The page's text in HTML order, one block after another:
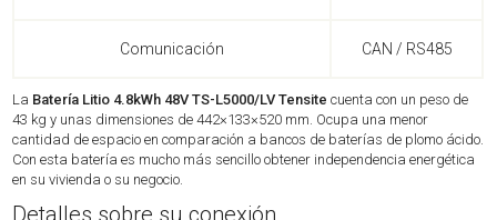
Comunicación CAN / RS485
La Batería Litio 4.8kWh 48V TS-L5000/LV Tensite cuenta con un peso de
43 kg y unas dimensiones de 442×133×520 mm. Ocupa una menor
cantidad de espacio en comparación a bancos de baterías de plomo ácido.
Con esta batería es mucho más sencillo obtener independencia energética
en su vivienda o su negocio.
Detalles sobre su conexión